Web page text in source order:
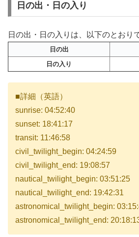
日の出・日の入り
日の出・日の入りは、以下のとおり
日の出
日の入り
■詳細（英語）
sunrise: 04:52:40
sunset: 18:41:17
transit: 11:46:58
civil_twilight_begin: 04:24:59
civil_twilight_end: 19:08:57
nautical_twilight_begin: 03:51:25
nautical_twilight_end: 19:42:31
astronomical_twilight_begin:
astronomical_twilight_end: